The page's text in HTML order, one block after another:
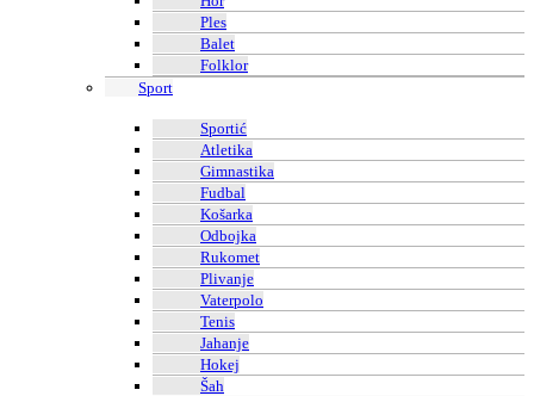
Ples
Balet
Folklor
Sport
Sportić
Atletika
Gimnastika
Fudbal
Košarka
Odbojka
Rukomet
Plivanje
Vaterpolo
Tenis
Jahanje
Hokej
Šah